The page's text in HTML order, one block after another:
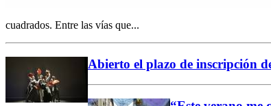
cuadrados. Entre las vías que...
Abierto el plazo de inscripción